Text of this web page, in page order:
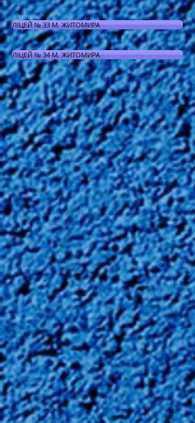
ЛІЦЕЙ № 33 М. ЖИТОМИРА
ЛІЦЕЙ № 34 М. ЖИТОМИРА